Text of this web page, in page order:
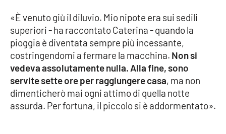
Good Morning Vietnam
Parchi Marini Calabria
Leggendo Alvaro insieme
Imprese Di Calabria
«È venuto giù il diluvio. Mio nipote era sui sedili
superiori - ha raccontato Caterina - quando la
pioggia è diventata sempre più incessante,
costringendomi a fermare la macchina. Non si
vedeva assolutamente nulla. Alla fine, sono
servite sette ore per raggiungere casa, ma non
dimenticherò mai ogni attimo di quella notte
assurda. Per fortuna, il piccolo si è addormentato».